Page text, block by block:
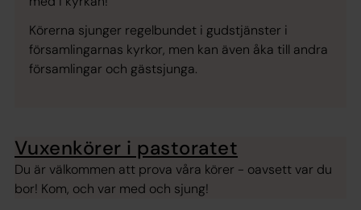
Körerna sjunger regelbundet i gudstjänster i
församlingarnas kyrkor, men kan även åka till andra
församlingar och gästsjunga.
Vuxenkörer i pastoratet
Du är välkommen att prova våra körer - oavsett var du
bor! Kom, och var med och sjung!